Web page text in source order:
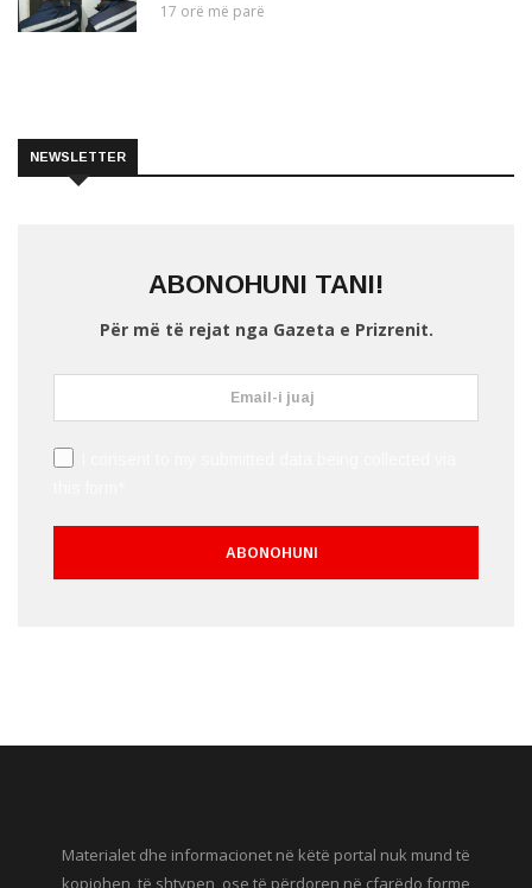
17 orë më parë
NEWSLETTER
ABONOHUNI TANI!
Për më të rejat nga Gazeta e Prizrenit.
Materialet dhe informacionet në këtë portal nuk mund të